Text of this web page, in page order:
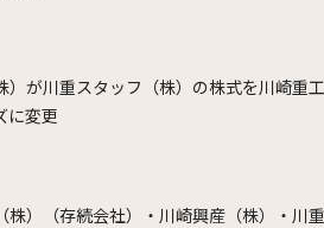
）が川重スタッフ（株）の株式を川崎重
に変更
株）（存続会社）・川崎興産（株）・川